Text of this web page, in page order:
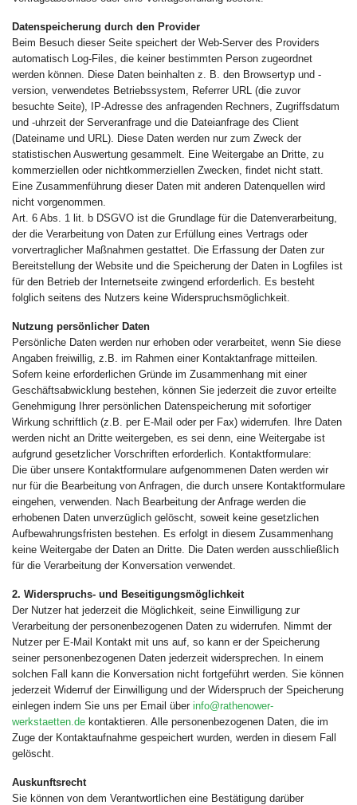
Datenspeicherung durch den Provider
Beim Besuch dieser Seite speichert der Web-Server des Providers
automatisch Log-Files, die keiner bestimmten Person zugeordnet
werden können. Diese Daten beinhalten z. B. den Browsertyp und -
version, verwendetes Betriebssystem, Referrer URL (die zuvor
besuchte Seite), IP-Adresse des anfragenden Rechners, Zugriffsdatum
und -uhrzeit der Serveranfrage und die Dateianfrage des Client
(Dateiname und URL). Diese Daten werden nur zum Zweck der
statistischen Auswertung gesammelt. Eine Weitergabe an Dritte, zu
kommerziellen oder nichtkommerziellen Zwecken, findet nicht statt.
Eine Zusammenführung dieser Daten mit anderen Datenquellen wird
nicht vorgenommen.
Art. 6 Abs. 1 lit. b DSGVO ist die Grundlage für die Datenverarbeitung,
der die Verarbeitung von Daten zur Erfüllung eines Vertrags oder
vorvertraglicher Maßnahmen gestattet. Die Erfassung der Daten zur
Bereitstellung der Website und die Speicherung der Daten in Logfiles ist
für den Betrieb der Internetseite zwingend erforderlich. Es besteht
folglich seitens des Nutzers keine Widerspruchsmöglichkeit.
Nutzung persönlicher Daten
Persönliche Daten werden nur erhoben oder verarbeitet, wenn Sie diese
Angaben freiwillig, z.B. im Rahmen einer Kontaktanfrage mitteilen.
Sofern keine erforderlichen Gründe im Zusammenhang mit einer
Geschäftsabwicklung bestehen, können Sie jederzeit die zuvor erteilte
Genehmigung Ihrer persönlichen Datenspeicherung mit sofortiger
Wirkung schriftlich (z.B. per E-Mail oder per Fax) widerrufen. Ihre Daten
werden nicht an Dritte weitergeben, es sei denn, eine Weitergabe ist
aufgrund gesetzlicher Vorschriften erforderlich. Kontaktformulare:
Die über unsere Kontaktformulare aufgenommenen Daten werden wir
nur für die Bearbeitung von Anfragen, die durch unsere Kontaktformulare
eingehen, verwenden. Nach Bearbeitung der Anfrage werden die
erhobenen Daten unverzüglich gelöscht, soweit keine gesetzlichen
Aufbewahrungsfristen bestehen. Es erfolgt in diesem Zusammenhang
keine Weitergabe der Daten an Dritte. Die Daten werden ausschließlich
für die Verarbeitung der Konversation verwendet.
2. Widerspruchs- und Beseitigungsmöglichkeit
Der Nutzer hat jederzeit die Möglichkeit, seine Einwilligung zur
Verarbeitung der personenbezogenen Daten zu widerrufen. Nimmt der
Nutzer per E-Mail Kontakt mit uns auf, so kann er der Speicherung
seiner personenbezogenen Daten jederzeit widersprechen. In einem
solchen Fall kann die Konversation nicht fortgeführt werden. Sie können
jederzeit Widerruf der Einwilligung und der Widerspruch der Speicherung
einlegen indem Sie uns per Email über info@rathenower-
werkstaetten.de kontaktieren. Alle personenbezogenen Daten, die im
Zuge der Kontaktaufnahme gespeichert wurden, werden in diesem Fall
gelöscht.
Auskunftsrecht
Sie können von dem Verantwortlichen eine Bestätigung darüber